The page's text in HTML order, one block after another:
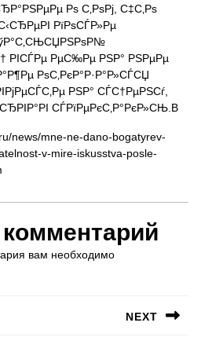
Рѕ С‚РѕРј, С‡С‚Рѕ
РїРѕСЃР»Рµ
РІСЃРµ РµС‰Рµ РЅР° РЅРµРµ
РѕС‚РєР°Р·Р°Р»СЃСЏ
РЅР° СЃС†РµРЅСѓ,
СЃРїРµРєС‚Р°РєР»СЊ.В
news/mne-ne-dano-bogatyrev-
v-mire-iskusstva-posle-
вам необходимо
NEXT